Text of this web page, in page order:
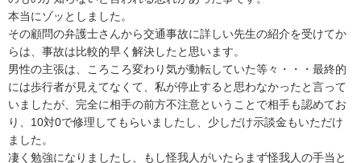
本当にゾッとしました。
その顧問の弁護士さんから交通事故に詳しい先生の紹介を受けてか
らは、事故は比較的早く解決したと思います。
男性の主張は、ころころ変わり気が動転していた等々・・・最終的
には歩行者が見えてなくて、私が停止すると思わなかったと言って
いましたが、完全に相手の前方不注意ということで相手も認めてお
り、10対0で修理してもらいましたし、少しだけ示談金もいただけ
ました。
凄く勉強になりましたし、もし怪我人がいたらまず怪我人の手当と